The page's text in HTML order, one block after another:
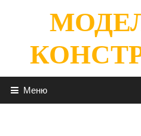
содержимому
Меню